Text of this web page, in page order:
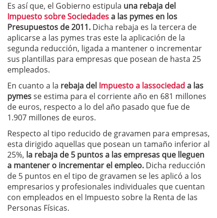
Es así que, el Gobierno estipula una rebaja del
Impuesto sobre Sociedadesa las pymes en los
Presupuestos de 2011. Dicha rebaja es la tercera de
aplicarse a las pymes tras este la aplicación de la
segunda reducción, ligada a mantener o incrementar
sus plantillas para empresas que posean de hasta 25
empleados.
En cuanto a la rebaja del Impuesto a lassociedad a las
pymesse estima para el corriente año en 681 millones
de euros, respecto a lo del año pasado que fue de
1.907 millones de euros.
Respecto al tipo reducido de gravamen para empresas,
esta dirigido aquellas que posean un tamaño inferior al
25%, la rebaja de 5 puntos a las empresas que lleguen
a mantener o incrementar el empleo. Dicha reducción
de 5 puntos en el tipo de gravamen se les aplicó a los
empresarios y profesionales individuales que cuentan
con empleados en el Impuesto sobre la Renta de las
Personas Físicas.